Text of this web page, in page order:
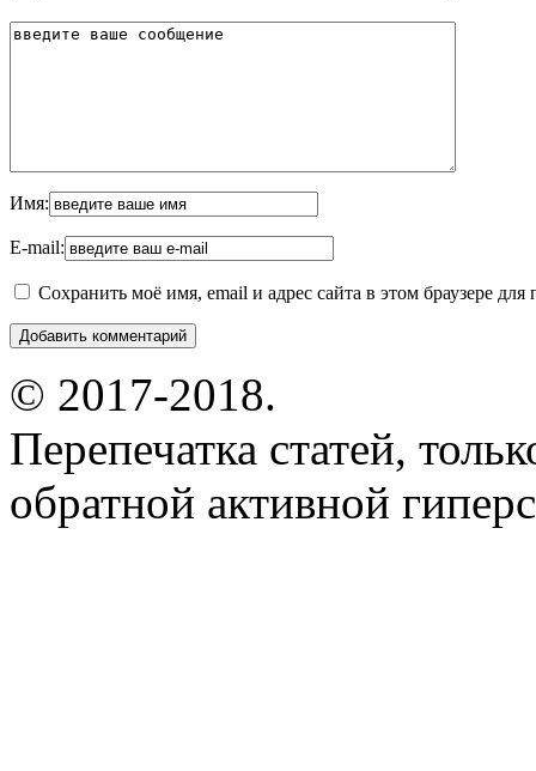
Имя:
E-mail:
Сохранить моё имя, email и адрес сайта в этом браузере
© 2017-2018.
Перепечатка статей,
обратной активной